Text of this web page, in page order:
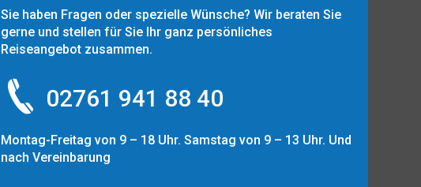
Sie haben Fragen oder spezielle Wünsche? Wir beraten Sie
gerne und stellen für Sie Ihr ganz persönliches
Reiseangebot zusammen.
02761 941 88 40
Montag-Freitag von 9 – 18 Uhr. Samstag von 9 – 13 Uhr. Und
nach Vereinbarung